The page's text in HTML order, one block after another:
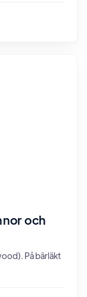
och
På bärläkt